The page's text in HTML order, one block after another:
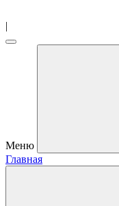
|
Меню
Главная